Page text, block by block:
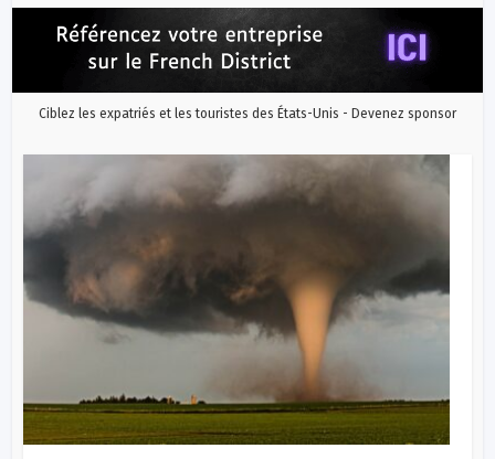
Ciblez les expatriés et les touristes des États-Unis - Devenez sponsor